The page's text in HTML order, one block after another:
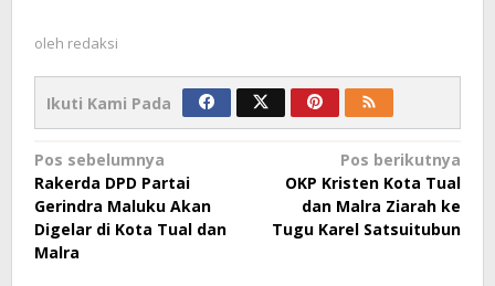
oleh redaksi
Ikuti Kami Pada
Navigasi
pos
Pos sebelumnya
Rakerda DPD Partai
Gerindra Maluku Akan
Digelar di Kota Tual dan
Malra
Pos berikutnya
OKP Kristen Kota Tual
dan Malra Ziarah ke
Tugu Karel Satsuitubun